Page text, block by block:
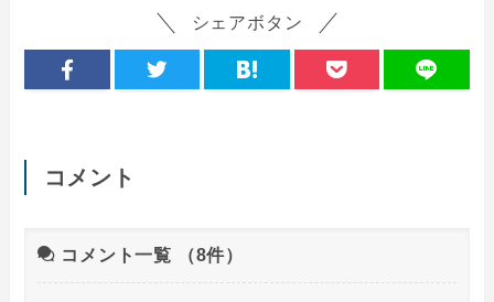
シェアボタン
コメント
コメント一覧 （8件）